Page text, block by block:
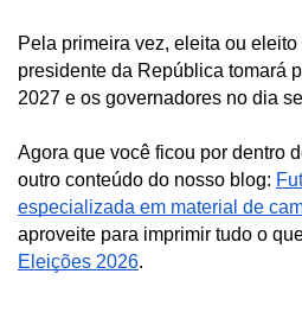
Pela primeira vez, eleita ou
presidente da República tomará
2027 e os governadores no dia
Agora que você ficou por dentro
outro conteúdo do nosso blog:
especializada em material de
Eleições 2026.